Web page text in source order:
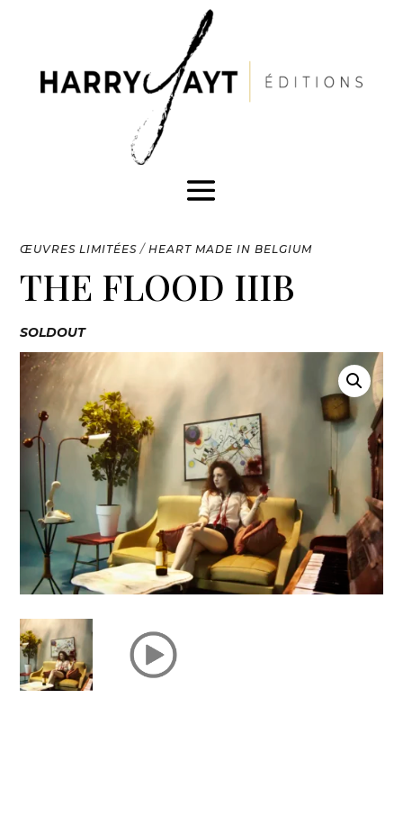
ŒUVRES LIMITÉES /HEART MADE IN BELGIUM
THE FLOOD IIIB
SOLDOUT